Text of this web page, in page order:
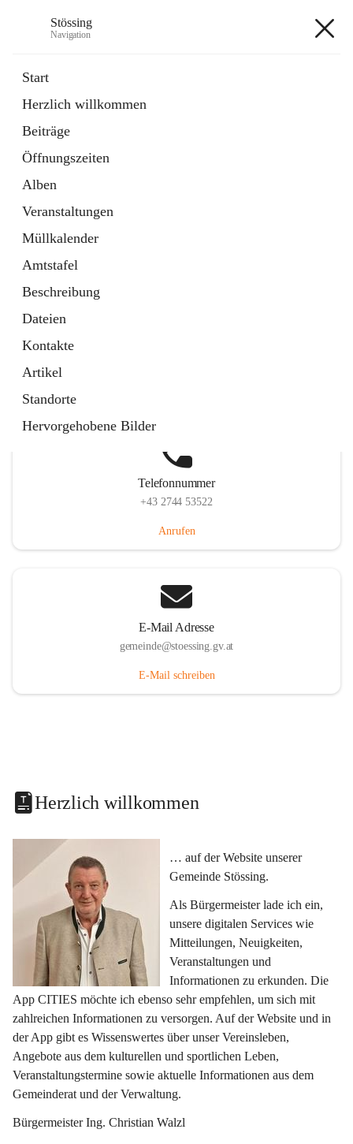
Stössing
Navigation
Start
Herzlich willkommen
Beiträge
Öffnungszeiten
Alben
Veranstaltungen
Müllkalender
Amtstafel
Beschreibung
Dateien
Kontakte
Artikel
Standorte
Hervorgehobene Bilder
Datei
in
Tab
Kindergarten
öffnet
in
neuem
Tab
Telefonnummer
+43 2744 53522
Anrufen
E-Mail Adresse
gemeinde@stoessing.gv.at
E-Mail schreiben
Herzlich willkommen
… auf der Website unserer
Gemeinde Stössing.
Als Bürgermeister lade ich ein,
unsere digitalen Services wie
Mitteilungen, Neuigkeiten,
Veranstaltungen und
Informationen zu erkunden. Die
App CITIES möchte ich ebenso sehr empfehlen, um sich mit
zahlreichen Informationen zu versorgen. Auf der Website und in
der App gibt es Wissenswertes über unser Vereinsleben,
Angebote aus dem kulturellen und sportlichen Leben,
Veranstaltungstermine sowie aktuelle Informationen aus dem
Gemeinderat und der Verwaltung.
Bürgermeister Ing. Christian Walzl